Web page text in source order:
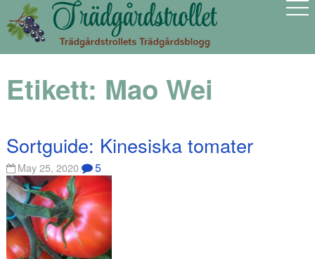
Etikett: Mao Wei
Sortguide: Kinesiska tomater
May 25, 2020 5